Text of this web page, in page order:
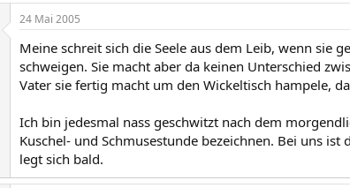
24 Mai 2005
Meine schreit sich die Seele aus dem Leib, wenn sie
schweigen. Sie macht aber da keinen Unterschied
Vater sie fertig macht um den Wickeltisch hampele,
Ich bin jedesmal nass geschwitzt nach dem
Kuschel- und Schmusestunde bezeichnen. Bei uns
legt sich bald.